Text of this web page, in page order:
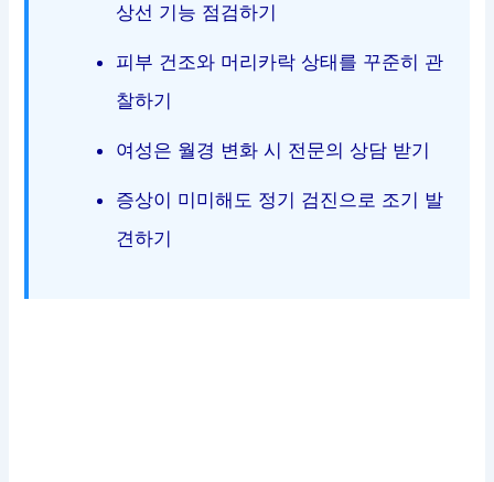
상선 기능 점검하기
피부 건조와 머리카락 상태를 꾸준히 관
찰하기
여성은 월경 변화 시 전문의 상담 받기
증상이 미미해도 정기 검진으로 조기 발
견하기